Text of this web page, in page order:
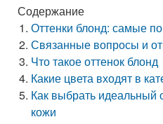
Содержание
Оттенки блонд: самые
Связанные вопросы и
Что такое оттенок блонд
Какие цвета входят в
Как выбрать идеальный
кожи